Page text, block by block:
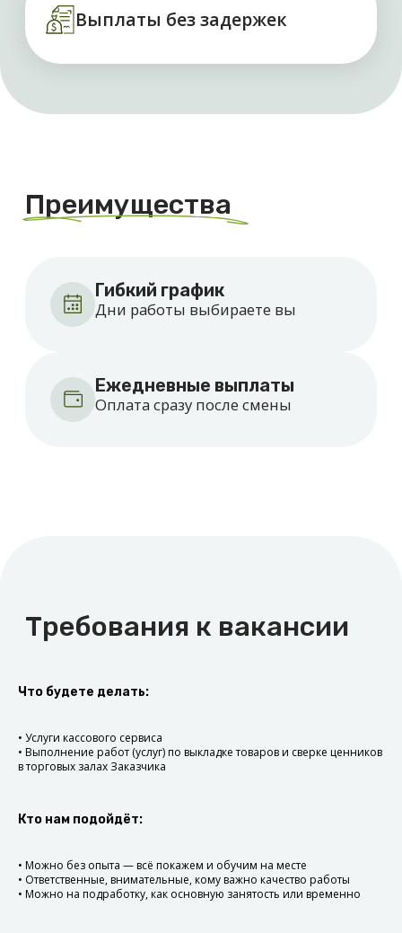
Ежедневные выплаты
Оплата сразу после смены
Требования к вакансии
Что будете делать:
• Услуги кассового сервиса
• Выполнение работ (услуг) по выкладке товаров и сверке ценников
в торговых залах Заказчика
Кто нам подойдёт:
• Можно без опыта — всё покажем и обучим на месте
• Ответственные, внимательные, кому важно качество работы
• Можно на подработку, как основную занятость или временно
Как начать зарабатывать
Выберите смену
Куратор перезвонит вам
Выберите понравившуюся
Приходите на работу
в назначенное время.
Не забудьте отметиться.